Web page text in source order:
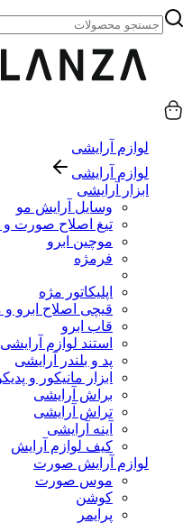
لوازم آرایشی
لوازم آرایشی
ابزار آرایشی
وسایل آرایش مو
تیغ اصلاح صورت و
موچین ابرو
فرمژه
اپلیکاتور مژه
قیچی اصلاح ابرو و
قاب ابرو
استند لوازم آرایشی
پد و بلندر آرایشی
ابزار مانیکور و
براش آرایشی
تراش آرایشی
آینه آرایشی
کیف لوازم آرایش
لوازم آرایش صورت
موس صورت
کوشن
پرایمر